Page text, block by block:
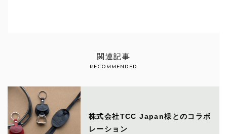
関連記事
RECOMMENDED
株式会社TCC Japan様とのコラボ
レーション